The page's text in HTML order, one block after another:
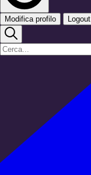
Modifica profilo Logout